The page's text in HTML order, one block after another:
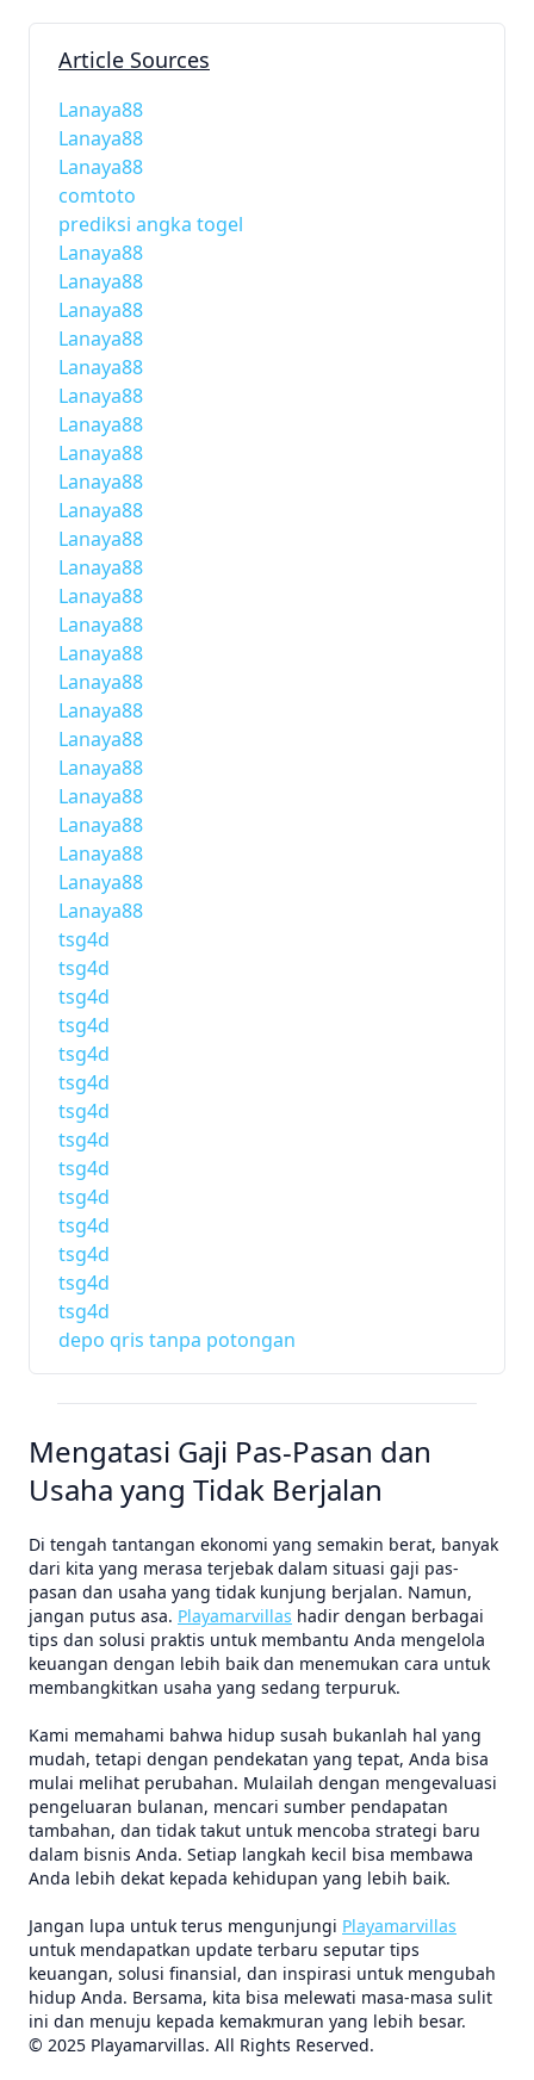
Article Sources
Lanaya88
Lanaya88
Lanaya88
comtoto
prediksi angka togel
Lanaya88
Lanaya88
Lanaya88
Lanaya88
Lanaya88
Lanaya88
Lanaya88
Lanaya88
Lanaya88
Lanaya88
Lanaya88
Lanaya88
Lanaya88
Lanaya88
Lanaya88
Lanaya88
Lanaya88
Lanaya88
Lanaya88
Lanaya88
Lanaya88
Lanaya88
Lanaya88
Lanaya88
tsg4d
tsg4d
tsg4d
tsg4d
tsg4d
tsg4d
tsg4d
tsg4d
tsg4d
tsg4d
tsg4d
tsg4d
tsg4d
tsg4d
depo qris tanpa potongan
Mengatasi Gaji Pas-Pasan dan
Usaha yang Tidak Berjalan
Di tengah tantangan ekonomi yang semakin berat, banyak
dari kita yang merasa terjebak dalam situasi gaji pas-
pasan dan usaha yang tidak kunjung berjalan. Namun,
jangan putus asa. Playamarvillas hadir dengan berbagai
tips dan solusi praktis untuk membantu Anda mengelola
keuangan dengan lebih baik dan menemukan cara untuk
membangkitkan usaha yang sedang terpuruk.
Kami memahami bahwa hidup susah bukanlah hal yang
mudah, tetapi dengan pendekatan yang tepat, Anda bisa
mulai melihat perubahan. Mulailah dengan mengevaluasi
pengeluaran bulanan, mencari sumber pendapatan
tambahan, dan tidak takut untuk mencoba strategi baru
dalam bisnis Anda. Setiap langkah kecil bisa membawa
Anda lebih dekat kepada kehidupan yang lebih baik.
Jangan lupa untuk terus mengunjungi Playamarvillas
untuk mendapatkan update terbaru seputar tips
keuangan, solusi finansial, dan inspirasi untuk mengubah
hidup Anda. Bersama, kita bisa melewati masa-masa sulit
ini dan menuju kepada kemakmuran yang lebih besar.
© 2025 Playamarvillas. All Rights Reserved.